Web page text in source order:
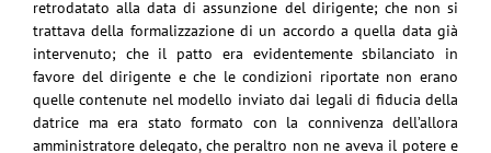
retrodatato alla data di assunzione del dirigente; che non si
trattava della formalizzazione di un accordo a quella data già
intervenuto; che il patto era evidentemente sbilanciato in
favore del dirigente e che le condizioni riportate non erano
quelle contenute nel modello inviato dai legali di fiducia della
datrice ma era stato formato con la connivenza dell’allora
amministratore delegato, che peraltro non ne aveva il potere e